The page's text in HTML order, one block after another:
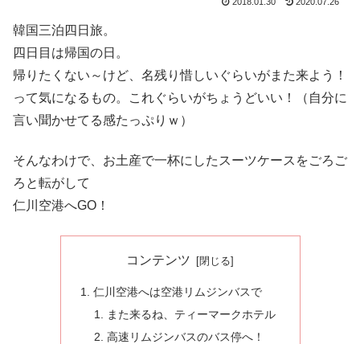
韓国三泊四日旅。
四日目は帰国の日。
帰りたくない～けど、名残り惜しいぐらいがまた来よう！
って気になるもの。これぐらいがちょうどいい！（自分に
言い聞かせてる感たっぷりｗ）
そんなわけで、お土産で一杯にしたスーツケースをごろご
ろと転がして
仁川空港へGO！
コンテンツ
仁川空港へは空港リムジンバスで
また来るね、ティーマークホテル
高速リムジンバスのバス停へ！